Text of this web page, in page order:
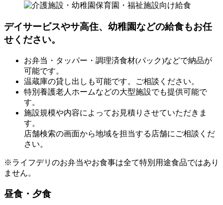
デイサービスやサ高住、幼稚園などの給食もお任
せください。
お弁当・タッパー・調理済食材(パック)などで納品が
可能です。
温蔵庫の貸し出しも可能です。ご相談ください。
特別養護老人ホームなどの大型施設でも提供可能で
す。
施設規模や内容によってお見積りさせていただきま
す。
店舗検索の画面から地域を担当する店舗にご相談くだ
さい。
※ライフデリのお弁当やお食事は全て特別用途食品ではあり
ません。
昼食・夕食